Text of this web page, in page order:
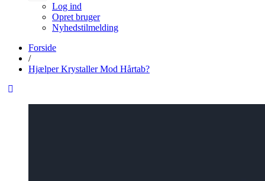
Log ind
Opret bruger
Nyhedstilmelding
Forside
/
Hjælper Krystaller Mod Hårtab?